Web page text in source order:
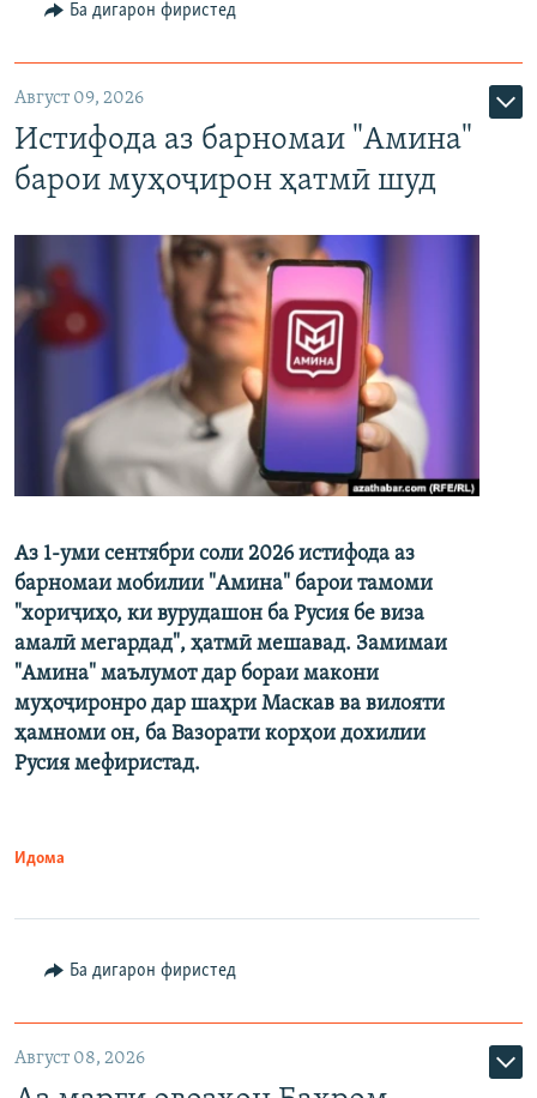
Ба дигарон фиристед
Август 09, 2026
Истифода аз барномаи "Амина"
барои муҳоҷирон ҳатмӣ шуд
Аз 1-уми сентябри соли 2026 истифода аз
барномаи мобилии "Амина" барои тамоми
"хориҷиҳо, ки вурудашон ба Русия бе виза
амалӣ мегардад", ҳатмӣ мешавад. Замимаи
"Амина" маълумот дар бораи макони
муҳоҷиронро дар шаҳри Маскав ва вилояти
ҳамноми он, ба Вазорати корҳои дохилии
Русия мефиристад.
Идома
Ба дигарон фиристед
Август 08, 2026